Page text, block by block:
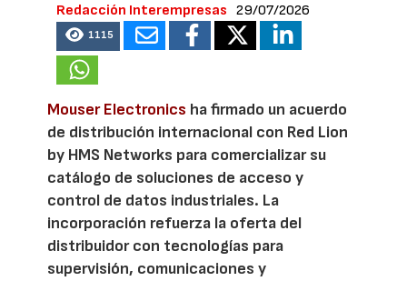
Redacción Interempresas 29/07/2026
1115
Mouser Electronics ha firmado un acuerdo
de distribución internacional con Red Lion
by HMS Networks para comercializar su
catálogo de soluciones de acceso y
control de datos industriales. La
incorporación refuerza la oferta del
distribuidor con tecnologías para
supervisión, comunicaciones y